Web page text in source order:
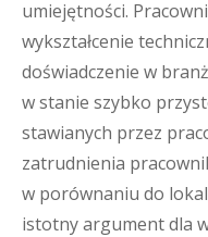
umiejętności.
wykształcenie
doświadczenie w
w stanie szybko
stawianych przez
zatrudnienia
w porównaniu do
istotny argument dla